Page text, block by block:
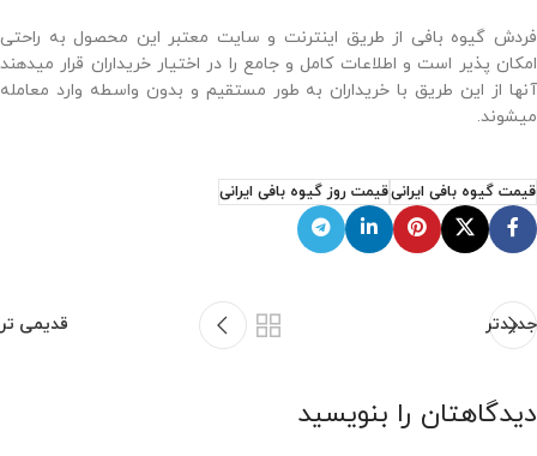
فردش گیوه بافی از طریق اینترنت و سایت معتبر این محصول به راحتی
امکان پذیر است و اطلاعات کامل و جامع را در اختیار خریداران قرار میدهند
آنها از این طریق با خریداران به طور مستقیم و بدون واسطه وارد معامله
میشوند.
قیمت گیوه بافی ایرانیقیمت روز گیوه بافی ایرانی
جدیدتر قدیمی تر
دیدگاهتان را بنویسید